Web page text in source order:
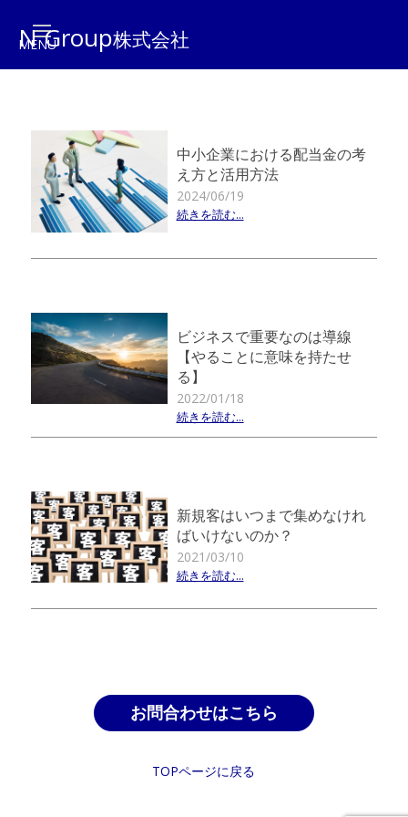
N Group株式会社
中小企業における配当金の考
え方と活用方法
2024/06/19
続きを読む...
ビジネスで重要なのは導線
【やることに意味を持たせ
る】
2022/01/18
続きを読む...
新規客はいつまで集めなけれ
ばいけないのか？
2021/03/10
続きを読む...
お問合わせはこちら
TOPページに戻る